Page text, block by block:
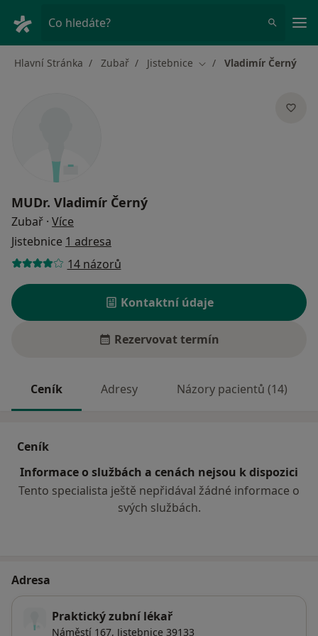
Co hledáte?
Hlavní Stránka Zubař Jistebnice Změna města
Vladimír Černý
MUDr. Vladimír Černý
Zubař · Více
Jistebnice 1 adresa
14 názorů
Kontaktní údaje
Rezervovat termín
Ceník Adresy Názory pacientů (14)
Ceník
Informace o službách a cenách nejsou k dispozici
Tento specialista ještě nepřidával žádné informace o
svých službách.
Adresa
Praktický zubní lékař
Náměstí 167, Jistebnice 39133